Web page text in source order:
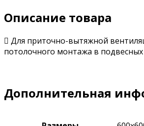
Описание товара
 Для приточно-вытяжной
потолочного монтажа в
Дополнительная